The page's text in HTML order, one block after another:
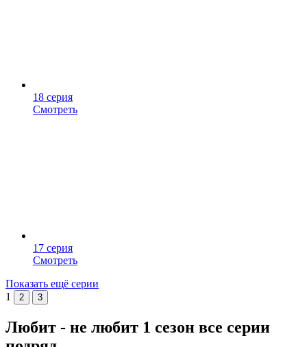
18 серия
Смотреть
17 серия
Смотреть
Показать ещё серии
1
2 3
Любит - не любит 1 сезон все серии